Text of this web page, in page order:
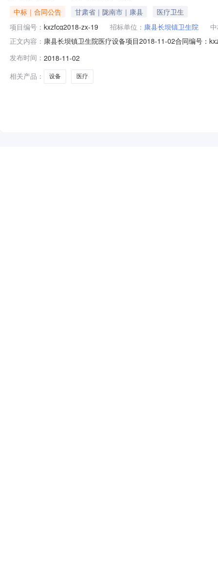
中标｜合同公告 甘肃省｜陇南市｜康县
医疗卫生
项目编号： kxzfcg2018-zx-19 招标单位： 康县长坝镇卫生院
正文内容： 康县长坝镇卫生院医疗设备项目2018-11-02合同编号：
期：2018-04-20合同公告日期：2018-11-02代理机构：
发布时间： 2018-11-02
相关产品：
设备 医疗